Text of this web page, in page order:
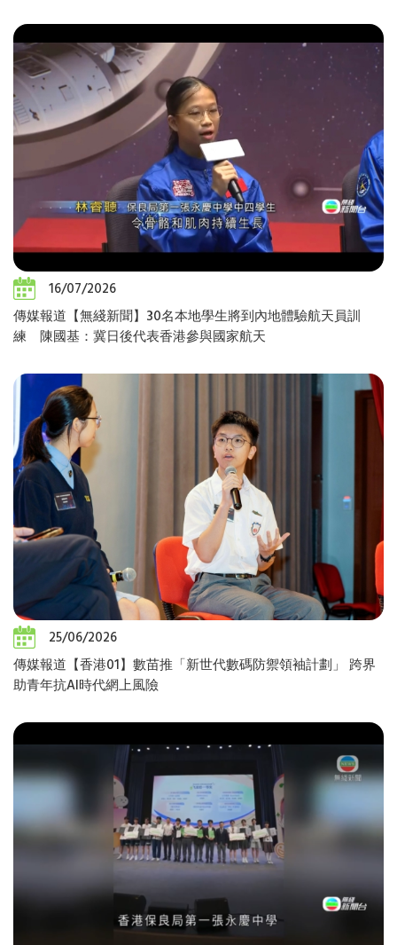
16/07/2026
傳媒報道【無綫新聞】30名本地學生將到內地體驗航天員訓
練 陳國基：冀日後代表香港參與國家航天
25/06/2026
傳媒報道【香港01】數苗推「新世代數碼防禦領袖計劃」 跨界
助青年抗AI時代網上風險